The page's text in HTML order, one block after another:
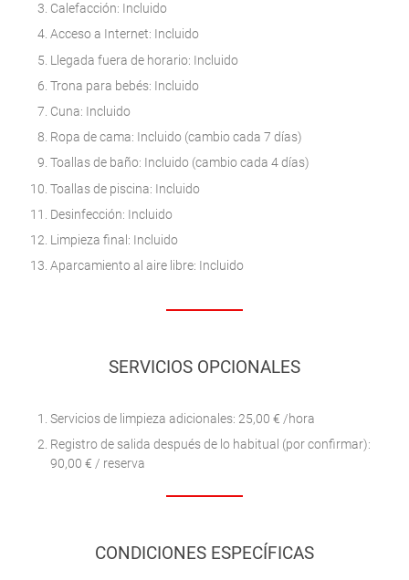
Calefacción: Incluido
Acceso a Internet: Incluido
Llegada fuera de horario: Incluido
Trona para bebés: Incluido
Cuna: Incluido
Ropa de cama: Incluido (cambio cada 7 días)
Toallas de baño: Incluido (cambio cada 4 días)
Toallas de piscina: Incluido
Desinfección: Incluido
Limpieza final: Incluido
Aparcamiento al aire libre: Incluido
SERVICIOS OPCIONALES
Servicios de limpieza adicionales: 25,00 € /hora
Registro de salida después de lo habitual (por confirmar):
90,00 € / reserva
CONDICIONES ESPECÍFICAS